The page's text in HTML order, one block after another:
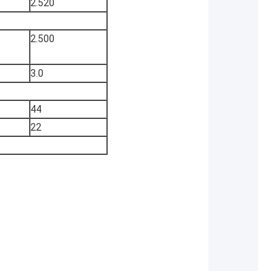
2.520
2.500
3.0
44
22